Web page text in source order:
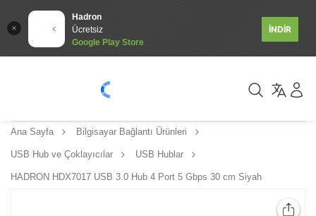
Hadron
Ücretsiz
Google Play Store
İNDİR
Ana Sayfa Bilgisayar Bağlantı Ürünleri
USB Hub ve Çoklayıcılar USB Hublar
HADRON HDX7017 USB 3.0 Hub 4 Port 5 Gbps 30 cm Siyah